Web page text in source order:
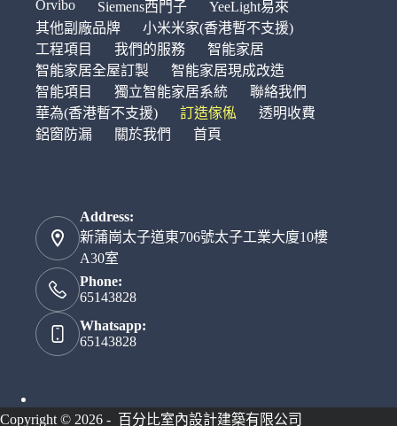
Orvibo
Siemens西門子
YeeLight易來
其他副廠品牌
小米米家(香港暫不支援)
工程項目
我們的服務
智能家居
智能家居全屋訂製
智能家居現成改造
智能項目
獨立智能家居系統
聯絡我們
華為(香港暫不支援)
訂造傢俬
透明收費
鋁窗防漏
關於我們 首頁
Address:
新蒲崗太子道東706號太子工業大廈10樓
A30室
Phone:
65143828
Whatsapp:
65143828
Copyright © 2026 - 百分比室內設計建築有限公司